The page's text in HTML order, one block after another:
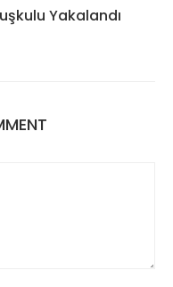
Yakalandı